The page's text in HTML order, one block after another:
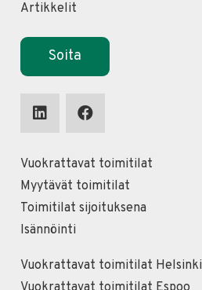
Artikkelit
Soita
Vuokrattavat toimitilat
Myytävät toimitilat
Toimitilat sijoituksena
Isännöinti
Vuokrattavat toimitilat Helsinki